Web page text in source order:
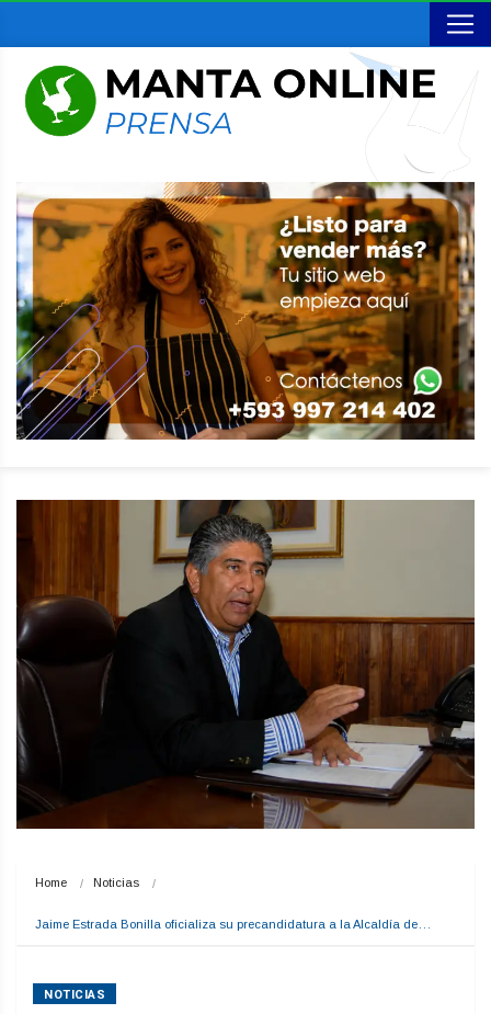
Home Noticias
Jaime Estrada Bonilla oficializa su precandidatura a la Alcaldía de…
NOTICIAS